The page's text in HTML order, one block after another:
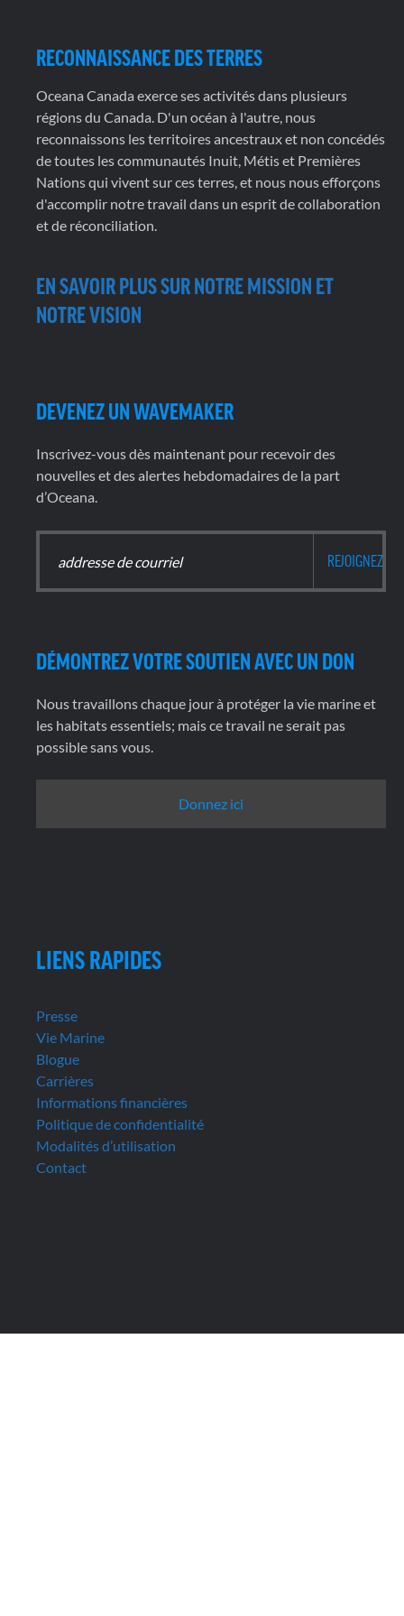
RECONNAISSANCE DES TERRES
Oceana Canada exerce ses activités dans plusieurs
régions du Canada. D'un océan à l'autre, nous
reconnaissons les territoires ancestraux et non concédés
de toutes les communautés Inuit, Métis et Premières
Nations qui vivent sur ces terres, et nous nous efforçons
d'accomplir notre travail dans un esprit de collaboration
et de réconciliation.
EN SAVOIR PLUS SUR NOTRE MISSION ET
NOTRE VISION
DEVENEZ UN WAVEMAKER
Inscrivez-vous dès maintenant pour recevoir des
nouvelles et des alertes hebdomadaires de la part
d’Oceana.
DÉMONTREZ VOTRE SOUTIEN AVEC UN DON
Nous travaillons chaque jour à protéger la vie marine et
les habitats essentiels; mais ce travail ne serait pas
possible sans vous.
Donnez ici
LIENS RAPIDES
Presse
Vie Marine
Blogue
Carrières
Informations financières
Politique de confidentialité
Modalités d’utilisation
Contact